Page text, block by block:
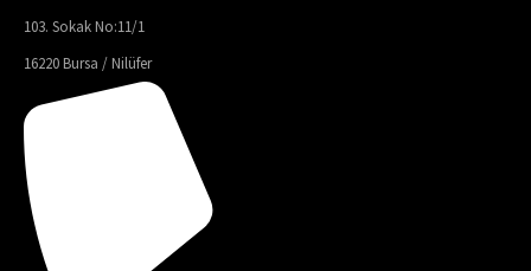
103. Sokak No:11/1
16220 Bursa / Nilüfer